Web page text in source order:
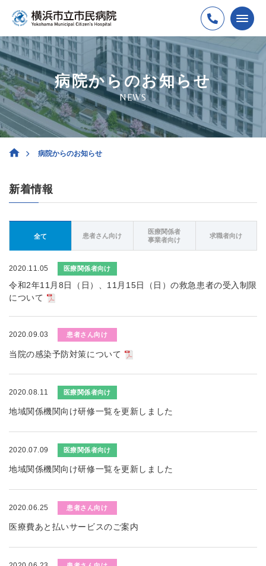
病院からのお知らせ
NEWS
病院からのお知らせ
新着情報
全て 患者さん向け
医療関係者
事業者向け
求職者向け
2020.11.05 医療関係者向け
令和2年11月8日（日）、11月15日（日）の救急患者の受入制限
について
2020.09.03 患者さん向け
当院の感染予防対策について
2020.08.11 医療関係者向け
地域関係機関向け研修一覧を更新しました
2020.07.09 医療関係者向け
地域関係機関向け研修一覧を更新しました
2020.06.25 患者さん向け
医療費あと払いサービスのご案内